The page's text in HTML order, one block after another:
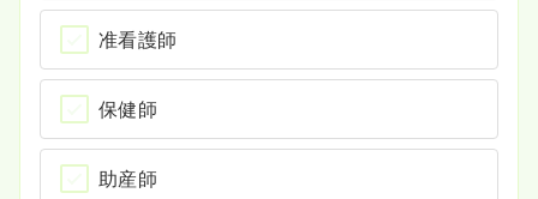
准看護師
保健師
助産師